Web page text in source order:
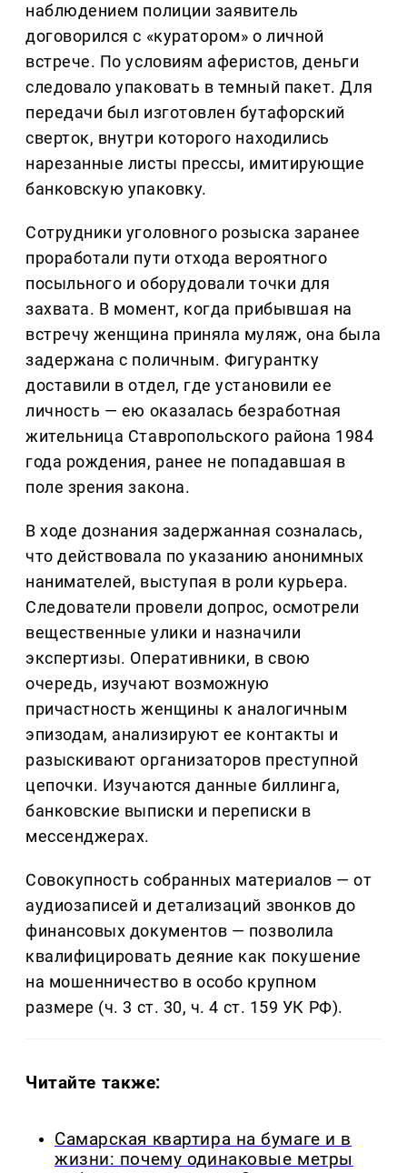
наблюдением полиции заявитель
договорился с «куратором» о личной
встрече. По условиям аферистов, деньги
следовало упаковать в темный пакет. Для
передачи был изготовлен бутафорский
сверток, внутри которого находились
нарезанные листы прессы, имитирующие
банковскую упаковку.
Сотрудники уголовного розыска заранее
проработали пути отхода вероятного
посыльного и оборудовали точки для
захвата. В момент, когда прибывшая на
встречу женщина приняла муляж, она была
задержана с поличным. Фигурантку
доставили в отдел, где установили ее
личность — ею оказалась безработная
жительница Ставропольского района 1984
года рождения, ранее не попадавшая в
поле зрения закона.
В ходе дознания задержанная созналась,
что действовала по указанию анонимных
нанимателей, выступая в роли курьера.
Следователи провели допрос, осмотрели
вещественные улики и назначили
экспертизы. Оперативники, в свою
очередь, изучают возможную
причастность женщины к аналогичным
эпизодам, анализируют ее контакты и
разыскивают организаторов преступной
цепочки. Изучаются данные биллинга,
банковские выписки и переписки в
мессенджерах.
Совокупность собранных материалов — от
аудиозаписей и детализаций звонков до
финансовых документов — позволила
квалифицировать деяние как покушение
на мошенничество в особо крупном
размере (ч. 3 ст. 30, ч. 4 ст. 159 УК РФ).
Читайте также:
Самарская квартира на бумаге и в
жизни: почему одинаковые метры